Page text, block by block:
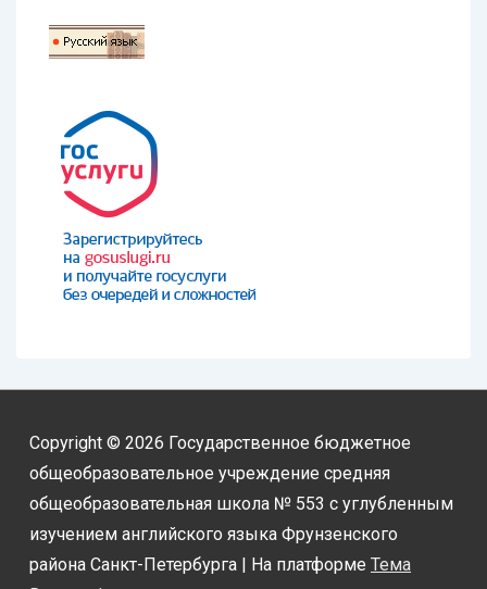
Copyright © 2026 Государственное бюджетное
общеобразовательное учреждение средняя
общеобразовательная школа № 553 с углубленным
изучением английского языка Фрунзенского
района Санкт-Петербурга | На платформе Тема